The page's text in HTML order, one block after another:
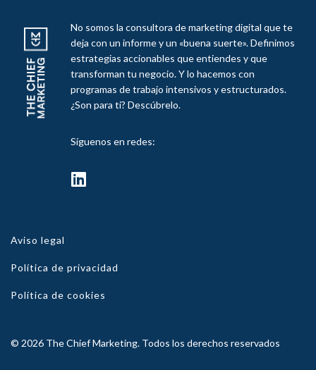
No somos la consultora de marketing digital que te
deja con un informe y un «buena suerte». Definimos
estrategias accionables que entiendes y que
transforman tu negocio. Y lo hacemos con
programas de trabajo intensivos y estructurados.
¿Son para ti? Descúbrelo.
Síguenos en redes:
Aviso legal
Política de privacidad
Política de cookies
© 2026 The Chief Marketing. Todos los derechos reservados